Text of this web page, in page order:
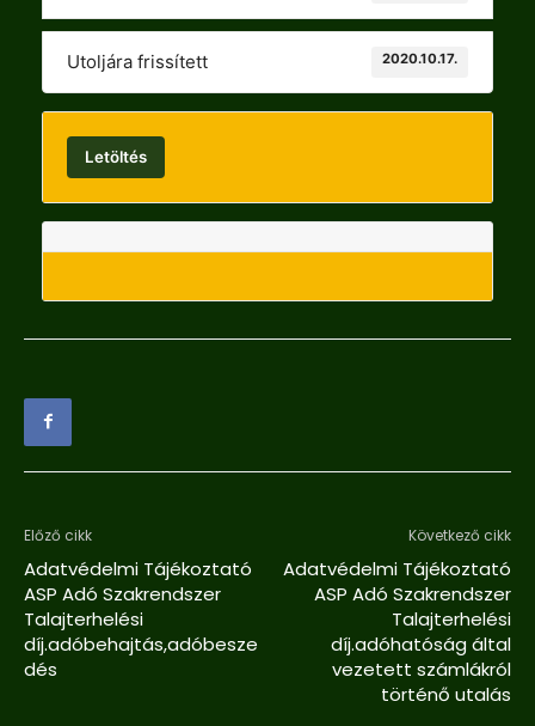
Utoljára frissített 2020.10.17.
Letöltés
Előző cikk
Adatvédelmi Tájékoztató
ASP Adó Szakrendszer
Talajterhelési
díj.adóbehajtás,adóbesze
dés
Következő cikk
Adatvédelmi Tájékoztató
ASP Adó Szakrendszer
Talajterhelési
díj.adóhatóság által
vezetett számlákról
történő utalás